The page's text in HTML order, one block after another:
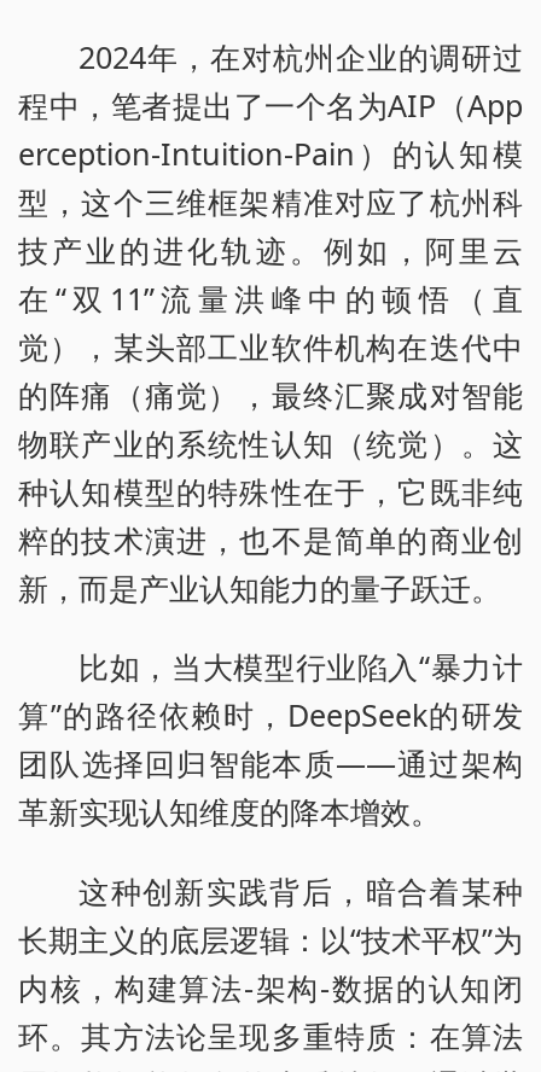
2024年，在对杭州企业的调研过
程中，笔者提出了一个名为AIP（App
erception-Intuition-Pain）的认知模
型，这个三维框架精准对应了杭州科
技产业的进化轨迹。例如，阿里云
在“双11”流量洪峰中的顿悟（直
觉），某头部工业软件机构在迭代中
的阵痛（痛觉），最终汇聚成对智能
物联产业的系统性认知（统觉）。这
种认知模型的特殊性在于，它既非纯
粹的技术演进，也不是简单的商业创
新，而是产业认知能力的量子跃迁。
比如，当大模型行业陷入“暴力计
算”的路径依赖时，DeepSeek的研发
团队选择回归智能本质——通过架构
革新实现认知维度的降本增效。
这种创新实践背后，暗合着某种
长期主义的底层逻辑：以“技术平权”为
内核，构建算法-架构-数据的认知闭
环。其方法论呈现多重特质：在算法